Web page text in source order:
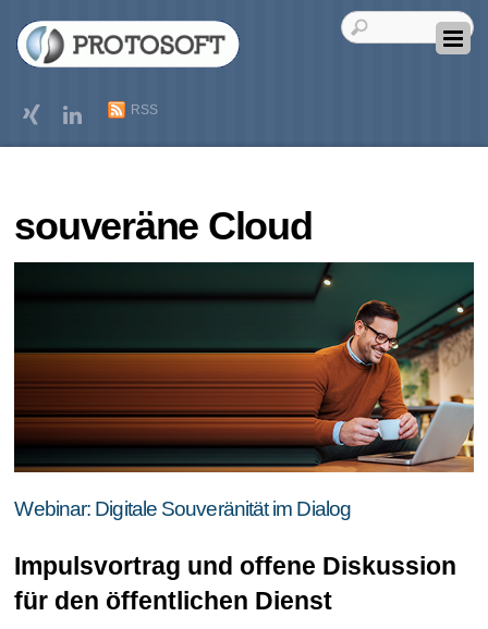
RSS
souveräne Cloud
Webinar: Digitale Souveränität im Dialog
Impulsvortrag und offene Diskussion
für den öffentlichen Dienst